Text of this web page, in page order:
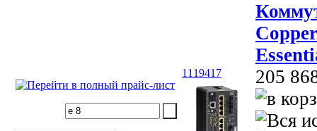
1119417
205